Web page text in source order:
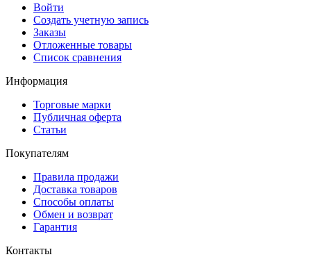
Войти
Создать учетную запись
Заказы
Отложенные товары
Список сравнения
Информация
Торговые марки
Публичная оферта
Статьи
Покупателям
Правила продажи
Доставка товаров
Способы оплаты
Обмен и возврат
Гарантия
Контакты